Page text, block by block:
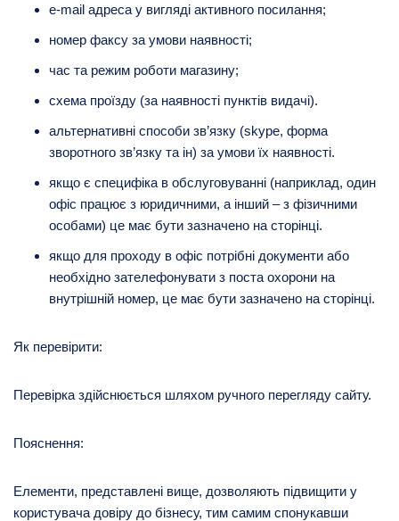
e-mail адреса у вигляді активного посилання;
номер факсу за умови наявності;
час та режим роботи магазину;
схема проїзду (за наявності пунктів видачі).
альтернативні способи зв’язку (skype, форма
зворотного зв’язку та ін) за умови їх наявності.
якщо є специфіка в обслуговуванні (наприклад, один
офіс працює з юридичними, а інший – з фізичними
особами) це має бути зазначено на сторінці.
якщо для проходу в офіс потрібні документи або
необхідно зателефонувати з поста охорони на
внутрішній номер, це має бути зазначено на сторінці.
Як перевірити:
Перевірка здійснюється шляхом ручного перегляду сайту.
Пояснення:
Елементи, представлені вище, дозволяють підвищити у
користувача довіру до бізнесу, тим самим спонукавши